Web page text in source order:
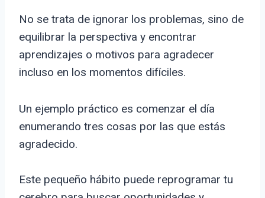
No se trata de ignorar los problemas, sino de
equilibrar la perspectiva y encontrar
aprendizajes o motivos para agradecer
incluso en los momentos difíciles.
Un ejemplo práctico es comenzar el día
enumerando tres cosas por las que estás
agradecido.
Este pequeño hábito puede reprogramar tu